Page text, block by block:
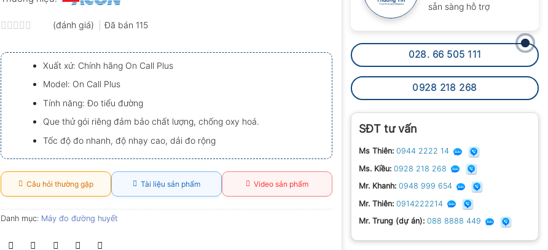
sẵn sàng hỗ trợ
028. 66 505 111
0928 218 268
SĐT tư vấn
Ms Thiên: 0944 2222 14
Ms. Kiều: 0928 218 268
Mr. Khanh: 0948 999 654
Mr. Thiên: 0914222214
Mr. Trung (dự án): 088 8888 449
xếp
hạng
0.0
5
sao
(đánh giá) Đã bán 115
Xuất xứ: Chính hãng On Call Plus
Model: On Call Plus
Tính năng: Đo tiểu đường
Que thử gói riêng đảm bảo chất lượng, chống oxy hoá.
Tốc độ đo nhanh, độ nhạy cao, dải đo rộng
Câu hỏi thường gặp Tài liệu sản phẩm Video sản phẩm
Danh mục: Máy đo đường huyết